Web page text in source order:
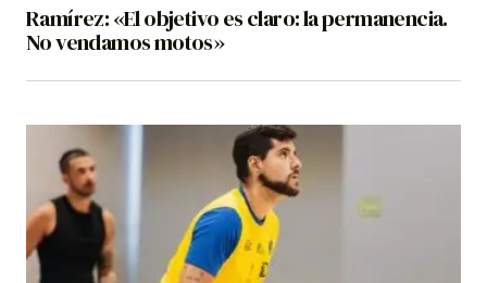
Ramírez: «El objetivo es claro: la permanencia.
No vendamos motos»